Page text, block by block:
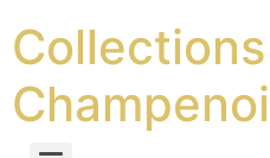
Collections